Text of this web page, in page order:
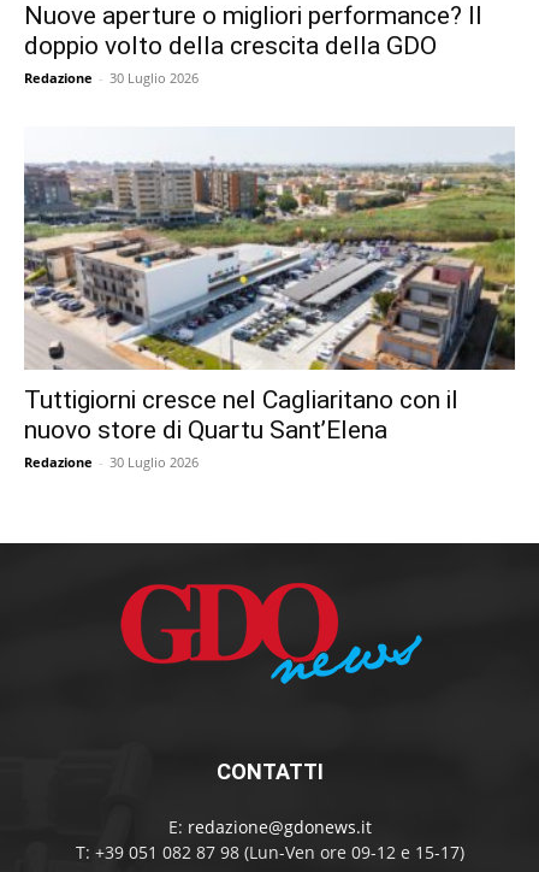
Nuove aperture o migliori performance? Il
doppio volto della crescita della GDO
Redazione - 30 Luglio 2026
Tuttigiorni cresce nel Cagliaritano con il
nuovo store di Quartu Sant’Elena
Redazione - 30 Luglio 2026
CONTATTI
E: redazione@gdonews.it
T: +39 051 082 87 98 (Lun-Ven ore 09-12 e 15-17)